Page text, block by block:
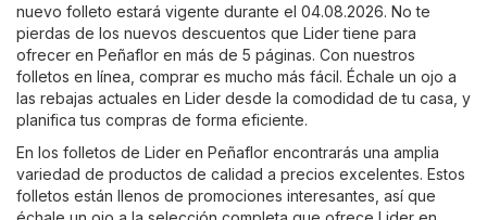
nuevo folleto estará vigente durante el 04.08.2026. No te
pierdas de los nuevos descuentos que Lider tiene para
ofrecer en Peñaflor en más de 5 páginas. Con nuestros
folletos en línea, comprar es mucho más fácil. Échale un ojo a
las rebajas actuales en Lider desde la comodidad de tu casa, y
planifica tus compras de forma eficiente.
En los folletos de Lider en Peñaflor encontrarás una amplia
variedad de productos de calidad a precios excelentes. Estos
folletos están llenos de promociones interesantes, así que